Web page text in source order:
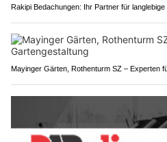
Rakipi Bedachungen: Ihr Partner für
Mayinger Gärten, Rothenturm SZ – Experten